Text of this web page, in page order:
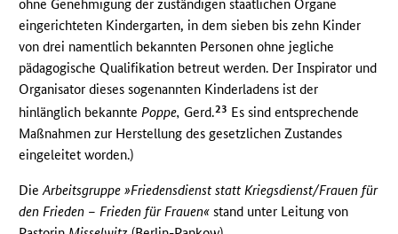
ohne Genehmigung der zuständigen staatlichen Organe
eingerichteten Kindergarten, in dem sieben bis zehn Kinder
von drei namentlich bekannten Personen ohne jegliche
pädagogische Qualifikation betreut werden. Der Inspirator und
Organisator dieses sogenannten Kinderladens ist der
hinlänglich bekannte Poppe, Gerd.23 Es sind entsprechende
Maßnahmen zur Herstellung des gesetzlichen Zustandes
eingeleitet worden.)
DieArbeitsgruppe »Friedensdienst statt Kriegsdienst/Frauen für
den Frieden – Frieden für Frauen« stand unter Leitung von